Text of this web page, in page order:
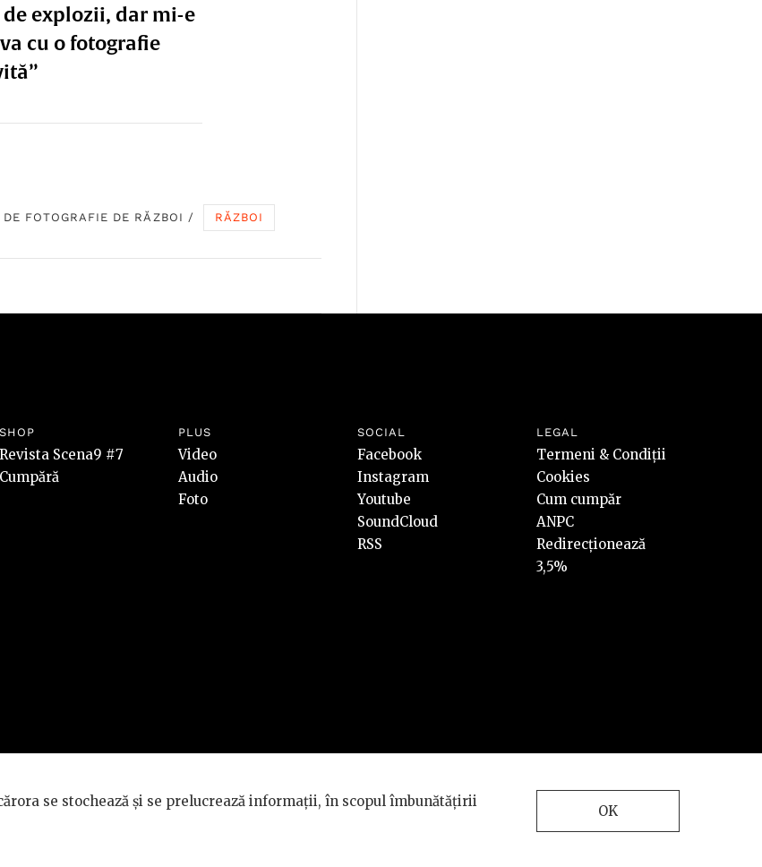
explozii, dar mi-e
cu o fotografie
FOTOGRAFIE DE RĂZBOI / RĂZBOI
SHOP
Revista Scena9 #7
Cumpără
PLUS
Video
Audio
Foto
SOCIAL
Facebook
Instagram
Youtube
SoundCloud
RSS
LEGAL
Termeni & Condiții
Cookies
Cum cumpăr
ANPC
Redirecționează
3,5%
. INTERKORP
se stochează și se prelucrează informații, în scopul îmbunătățirii
OK